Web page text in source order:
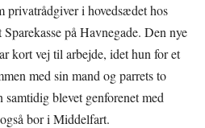
privatrådgiver i hovedsædet hos
på Havnegade. Den nye
kort vej til arbejde, idet hun for et
med sin mand og parrets to
blevet genforenet med
bor i Middelfart.